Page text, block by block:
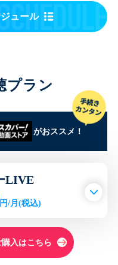
ュール
プラン
がおススメ！
LIVE
円/月(税込)
購入はこちら